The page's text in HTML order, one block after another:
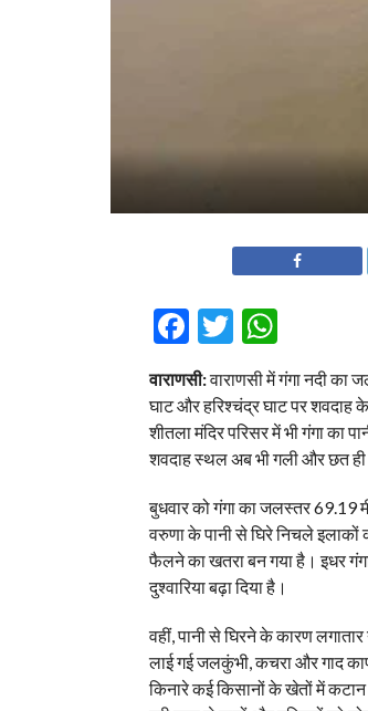
Facebook
Twitter
वाराणसी:वाराणसी में गंगा नदी का
घाट और हरिश्चंद्र घाट पर शवदाह
शीतला मंदिर परिसर में भी गंगा का
शवदाह स्थल अब भी गली और छत
बुधवार को गंगा का जलस्तर 69.19
वरुणा के पानी से घिरे निचले इलाकों
फैलने का खतरा बन गया है। इधर
दुश्वारिया बढ़ा दिया है।
वहीं, पानी से घिरने के कारण
लाई गई जलकुंभी, कचरा और गाद
किनारे कई किसानों के खेतों में